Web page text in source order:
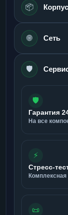
📦 Корпус
🌐 Сеть
🛡️
🛡️
Гарантия
На все
⚡
Стресс-
Комплексная
📜